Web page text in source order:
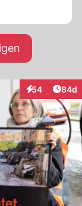
54
Interaktionen
84d